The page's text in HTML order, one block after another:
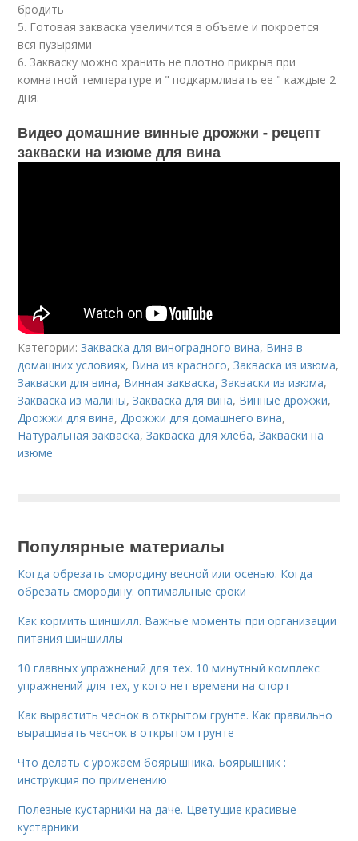
бродить
5. Готовая закваска увеличится в объеме и покроется
вся пузырями
6. Закваску можно хранить не плотно прикрыв при
комнатной температуре и " подкармливать ее " каждые 2
дня.
Видео домашние винные дрожжи - рецепт
закваски на изюме для вина
Категории:Закваска для виноградного вина, Вина в
домашних условиях, Вина из красного,Закваска из изюма,
Закваски для вина, Винная закваска,Закваски из изюма,
Закваска из малины,Закваска для вина, Винные дрожжи,
Дрожжи для вина,Дрожжи для домашнего вина,
Натуральная закваска,Закваска для хлеба,Закваски на
изюме
Популярные материалы
Когда обрезать смородину весной или осенью. Когда
обрезать смородину: оптимальные сроки
Как кормить шиншилл. Важные моменты при организации
питания шиншиллы
10 главных упражнений для тех. 10 минутный комплекс
упражнений для тех, у кого нет времени на спорт
Как вырастить чеснок в открытом грунте. Как правильно
выращивать чеснок в открытом грунте
Что делать с урожаем боярышника. Боярышник :
инструкция по применению
Полезные кустарники на даче. Цветущие красивые
кустарники